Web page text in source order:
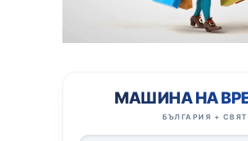
МАШИНА НА
БЪЛГАРИЯ + СВЯТ